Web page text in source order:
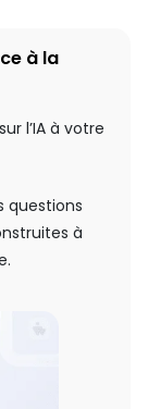
à la
l’IA à votre
questions
à